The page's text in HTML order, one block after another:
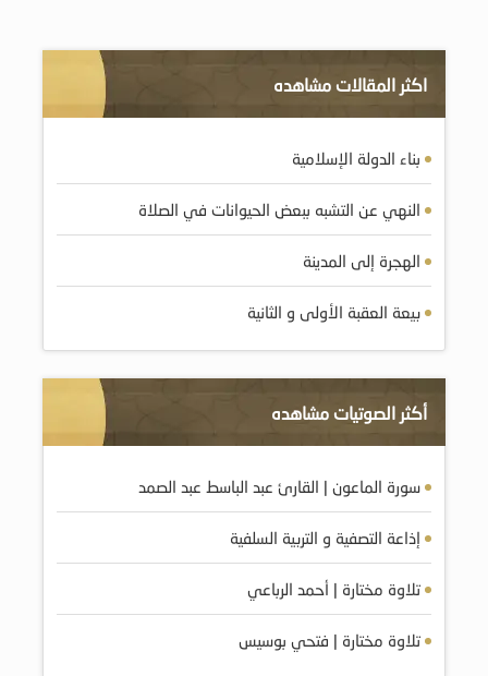
اكثر المقالات مشاهده
بناء الدولة الإسلامية
النهي عن التشبه ببعض الحيوانات في الصلاة
الهجرة إلى المدينة
بيعة العقبة الأولى و الثانية
أكثر الصوتيات مشاهده
سورة الماعون | القارئ عبد الباسط عبد الصمد
إذاعة التصفية و التربية السلفية
تلاوة مختارة | أحمد الرباعي
تلاوة مختارة | فتحي بوسيس